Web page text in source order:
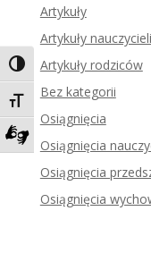
Toggle High Contrast
Toggle Font size
Zadzwoń do tłumacza
Artykuły
Artykuły nauczycieli
Artykuły rodziców
Bez kategorii
Osiągnięcia
Osiągnięcia
Osiągnięcia
Osiągnięcia